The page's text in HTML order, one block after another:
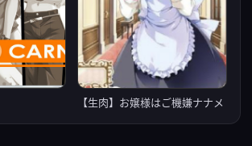
【生肉】お嬢様はご機嫌ナナメ